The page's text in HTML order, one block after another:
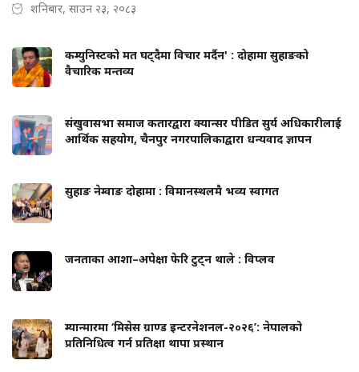
शनिबार, साउन २३, २०८३
कम्युनिस्टको मत घट्दैमा विचार मर्दैन' : दोहामा सुहाङको
वैचारिक मन्तव्य
संखुवासभा समाज कतारद्वारा क्यान्सर पीडित सुर्य अधिकारीलाई
आर्थिक सहयोग, चैनपुर नगरपालिकाद्वारा धन्यवाद ज्ञापन
सुहाङ नेम्वाङ दोहामा : विमानस्थलमै भव्य स्वागत
जनताका आशा–अपेक्षा फेरि टुट्न थाले : विप्लव
म्यान्मारमा ‘मिसेस ग्राण्ड इन्टरनेशनल-२०२६’: नेपालको
प्रतिनिधित्व गर्न प्रतिक्षा थापा प्रस्थान